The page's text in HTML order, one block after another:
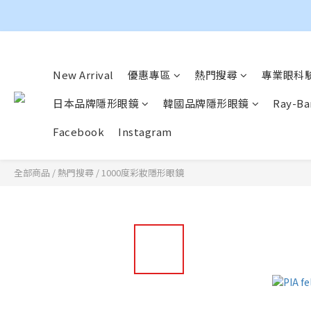
New Arrival 優惠專區 熱門搜尋
專業眼科
日本品牌隱形眼鏡
韓國品牌隱形眼鏡
Ray-
Facebook
Instagram
全部商品 /熱門搜尋 /1000度彩妝隱形眼鏡